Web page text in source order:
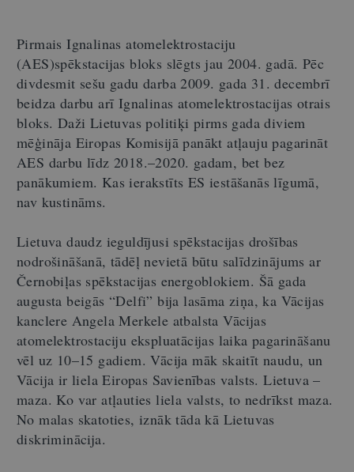
Pirmais Ignalinas atomelektrostaciju
(AES)spēkstacijas bloks slēgts jau 2004. gadā. Pēc
divdesmit sešu gadu darba 2009. gada 31. decembrī
beidza darbu arī Ignalinas atomelektrostacijas otrais
bloks. Daži Lietuvas politiķi pirms gada diviem
mēģināja Eiropas Komisijā panākt atļauju pagarināt
AES darbu līdz 2018.–2020. gadam, bet bez
panākumiem. Kas ierakstīts ES iestāšanās līgumā,
nav kustināms.
Lietuva daudz ieguldījusi spēkstacijas drošības
nodrošināšanā, tādēļ nevietā būtu salīdzinājums ar
Černobiļas spēkstacijas energoblokiem. Šā gada
augusta beigās “Delfi” bija lasāma ziņa, ka Vācijas
kanclere Angela Merkele atbalsta Vācijas
atomelektrostaciju ekspluatācijas laika pagarināšanu
vēl uz 10–15 gadiem. Vācija māk skaitīt naudu, un
Vācija ir liela Eiropas Savienības valsts. Lietuva –
maza. Ko var atļauties liela valsts, to nedrīkst maza.
No malas skatoties, iznāk tāda kā Lietuvas
diskriminācija.